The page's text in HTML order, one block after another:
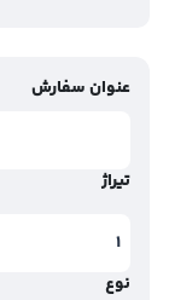
عنوان سفارش
تیراژ
نوع